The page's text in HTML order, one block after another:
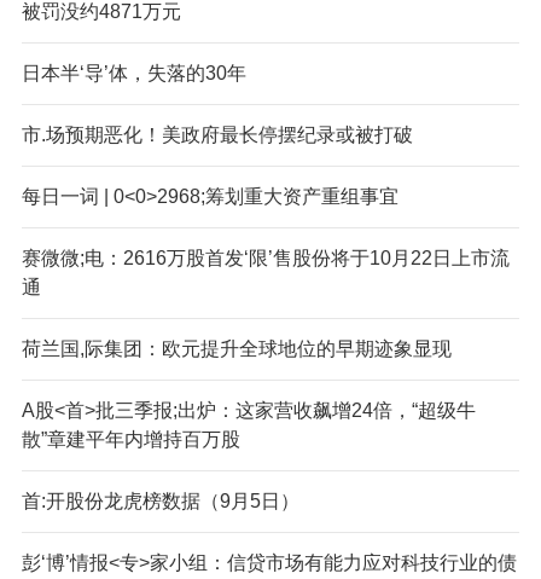
被罚没约4871万元
日本半‘导’体，失落的30年
市.场预期恶化！美政府最长停摆纪录或被打破
每日一词 | 0<0>2968;筹划重大资产重组事宜
赛微微;电：2616万股首发‘限’售股份将于10月22日上市流
通
荷兰国,际集团：欧元提升全球地位的早期迹象显现
A股<首>批三季报;出炉：这家营收飙增24倍，“超级牛
散”章建平年内增持百万股
首:开股份龙虎榜数据（9月5日）
彭‘博’情报<专>家小组：信贷市场有能力应对科技行业的债